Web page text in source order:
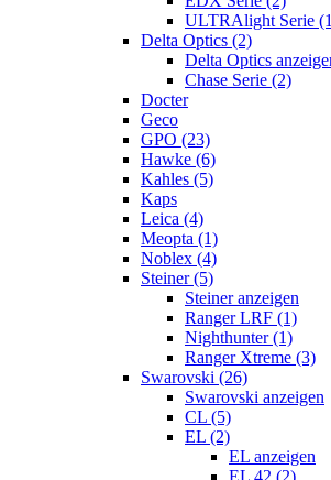
ULTRAlight Serie
Delta Optics (2)
Delta Optics
Chase Serie (2)
Docter
Geco
GPO (23)
Hawke (6)
Kahles (5)
Kaps
Leica (4)
Meopta (1)
Noblex (4)
Steiner (5)
Steiner anzeigen
Ranger LRF (1)
Nighthunter (1)
Ranger Xtreme (3)
Swarovski (26)
Swarovski anzeigen
CL (5)
EL (2)
EL anzeigen
EL 42 (2)